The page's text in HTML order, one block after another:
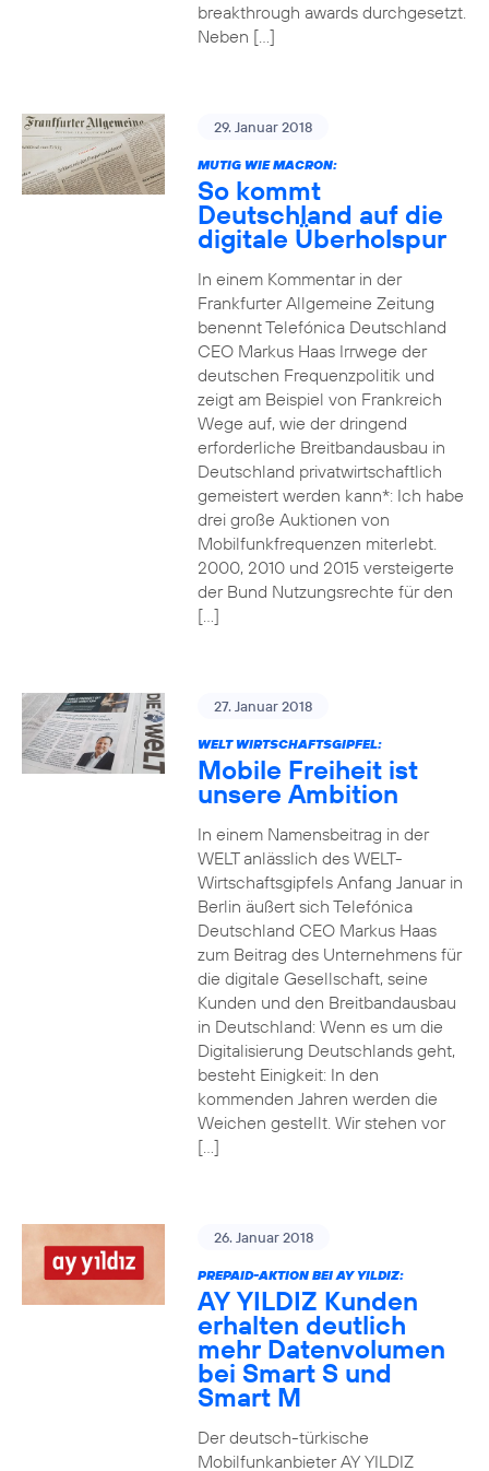
breakthrough awards durchgesetzt.
Neben […]
29. Januar 2018
MUTIG WIE MACRON:
So kommt
Deutschland auf die
digitale Überholspur
In einem Kommentar in der
Frankfurter Allgemeine Zeitung
benennt Telefónica Deutschland
CEO Markus Haas Irrwege der
deutschen Frequenzpolitik und
zeigt am Beispiel von Frankreich
Wege auf, wie der dringend
erforderliche Breitbandausbau in
Deutschland privatwirtschaftlich
gemeistert werden kann*: Ich habe
drei große Auktionen von
Mobilfunkfrequenzen miterlebt.
2000, 2010 und 2015 versteigerte
der Bund Nutzungsrechte für den
[…]
27. Januar 2018
WELT WIRTSCHAFTSGIPFEL:
Mobile Freiheit ist
unsere Ambition
In einem Namensbeitrag in der
WELT anlässlich des WELT-
Wirtschaftsgipfels Anfang Januar in
Berlin äußert sich Telefónica
Deutschland CEO Markus Haas
zum Beitrag des Unternehmens für
die digitale Gesellschaft, seine
Kunden und den Breitbandausbau
in Deutschland: Wenn es um die
Digitalisierung Deutschlands geht,
besteht Einigkeit: In den
kommenden Jahren werden die
Weichen gestellt. Wir stehen vor
[…]
26. Januar 2018
PREPAID-AKTION BEI AY YILDIZ:
AY YILDIZ Kunden
erhalten deutlich
mehr Datenvolumen
bei Smart S und
Smart M
Der deutsch-türkische
Mobilfunkanbieter AY YILDIZ